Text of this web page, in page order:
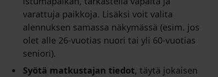
varattuja paikkoja. Lisäksi voit valita
alennuksen samassa näkymässä (esim. jos
olet alle 26-vuotias nuori tai yli 60-vuotias
seniori).
Syötä matkustajan tiedot, täytä jokaisen